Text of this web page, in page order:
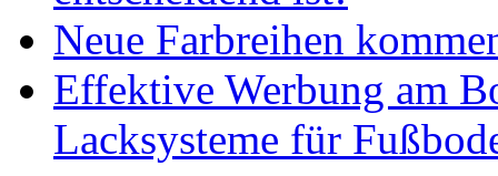
Neue Farbreihen
Effektive Werbung am
Lacksysteme für